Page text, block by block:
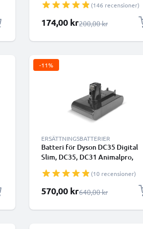
(146 recensioner)
Specialpris
174,00 krOrdinarie pris
200,00 kr
-11%
ERSÄTTNINGSBATTERIER
Batteri för Dyson DC35 Digital
Slim, DC35, DC31 Animalpro,
DC30 1500mAh - Endast lämplig
för typ A - från CELLONIC -
Klickbatteri
(10 recensioner)
Specialpris
570,00 krOrdinarie pris
640,00 kr